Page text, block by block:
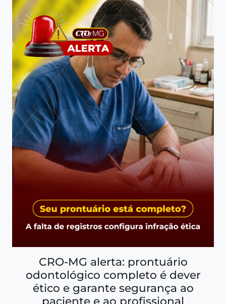
CRO-MG alerta: prontuário
odontológico completo é dever
ético e garante segurança ao
paciente e ao profissional